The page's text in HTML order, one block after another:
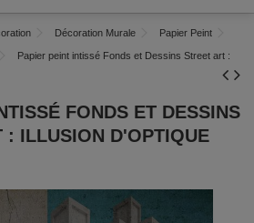
Décoration Murale Papier Peint
Papier peint intissé Fonds et Dessins Street art :
FONDS ET DESSINS
: ILLUSION D'OPTIQUE